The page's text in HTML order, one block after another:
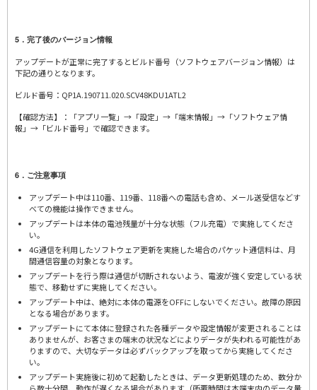
5．完了後のバージョン情報
アップデートが正常に完了するとビルド番号（ソフトウェアバージョン情報）は
下記の通りとなります。
ビルド番号：QP1A.190711.020.SCV48KDU1ATL2
【確認方法】：「アプリ一覧」→「設定」→「端末情報」→「ソフトウェア情
報」→「ビルド番号」で確認できます。
6．ご注意事項
アップデート中は110番、119番、118番への電話も含め、メール送受信などす
べての機能は操作できません。
アップデートは本体の電池残量が十分な状態（フル充電）で実施してくださ
い。
4G通信を利用したソフトウェア更新を実施した場合のパケット通信料は、月
間通信容量の対象となります。
アップデートを行う際は通信が切断されないよう、電波が強く安定している状
態で、移動せずに実施してください。
アップデート中は、絶対に本体の電源をOFFにしないでください。故障の原因
となる場合があります。
アップデートにて本体に登録された各種データや設定情報が変更されることは
ありませんが、お客さまの端末の状況などによりデータが失われる可能性があ
りますので、大切なデータは必ずバックアップを取ってから実施してくださ
い。
アップデート実施後に初めて起動したときは、データ更新処理のため、数分か